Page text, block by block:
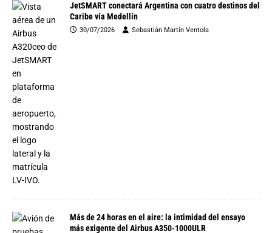
JetSMART conectará Argentina con cuatro destinos del
Caribe vía Medellín
30/07/2026 Sebastián Martín Ventola
Más de 24 horas en el aire: la intimidad del ensayo
más exigente del Airbus A350-1000ULR